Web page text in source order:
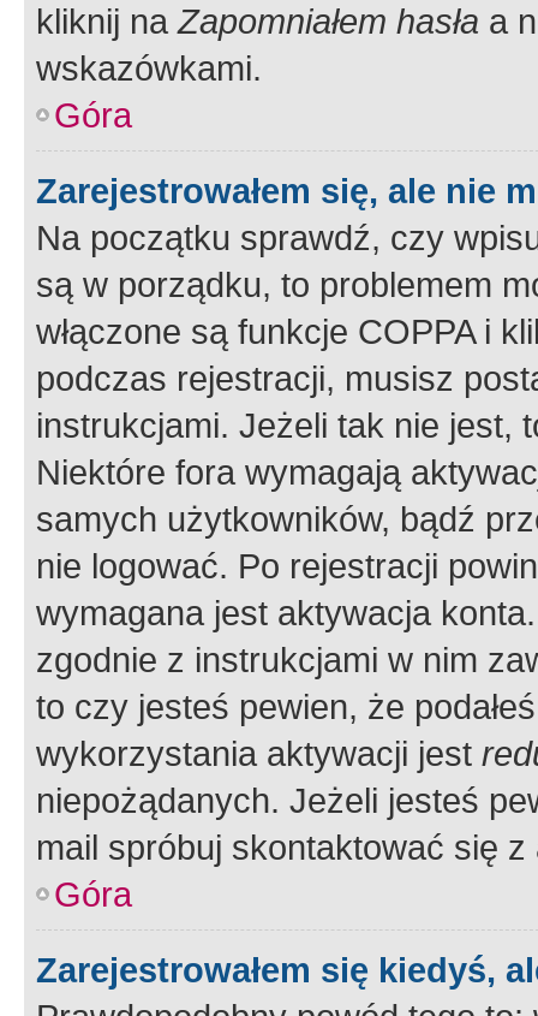
kliknij naZapomniałem hasła a
wskazówkami.
Góra
Zarejestrowałem się, ale nie
Na początku sprawdź, czy
są w porządku, to problemem
włączone są funkcje COPPA i
podczas rejestracji, musisz
instrukcjami. Jeżeli tak nie jest,
Niektóre fora wymagają
samych użytkowników, bądź
nie logować. Po rejestracji
wymagana jest aktywacja
zgodnie z instrukcjami w nim
to czy jesteś pewien, że
wykorzystania aktywacji jest
niepożądanych. Jeżeli jesteś
mail spróbuj skontaktować się
Góra
Zarejestrowałem się kiedyś,